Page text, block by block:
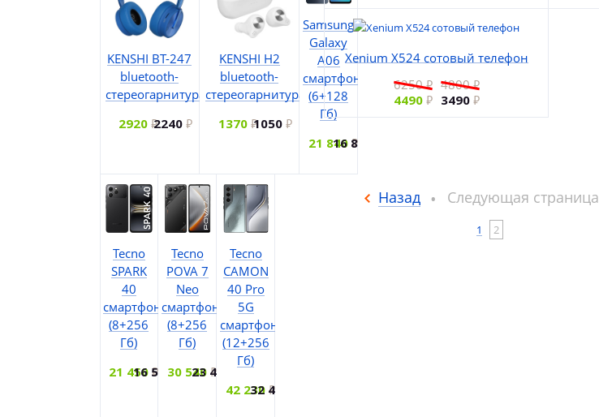
KENSHI BT-247
bluetooth-
стереогарнитура
2920 2240
KENSHI H2
bluetooth-
стереогарнитура
1370 1050
Samsung
Galaxy
A06
смартфон
(6+128
Гб)
21 84016 800
Tecno
SPARK
40
смартфон
(8+256
Гб)
21 45016 500
Tecno
POVA 7
Neo
смартфон
(8+256
Гб)
30 54023 490
Tecno
CAMON
40 Pro
5G
смартфон
(12+256
Гб)
42 23032 480
Xenium X524 сотовый телефон
6250
4490
4800
3490
Назад Следующая страница
1 2